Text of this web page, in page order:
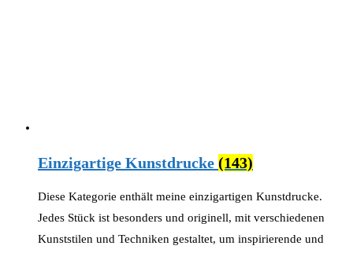
Einzigartige Kunstdrucke (143)
Diese Kategorie enthält meine einzigartigen Kunstdrucke.
Jedes Stück ist besonders und originell, mit verschiedenen
Kunststilen und Techniken gestaltet, um inspirierende und